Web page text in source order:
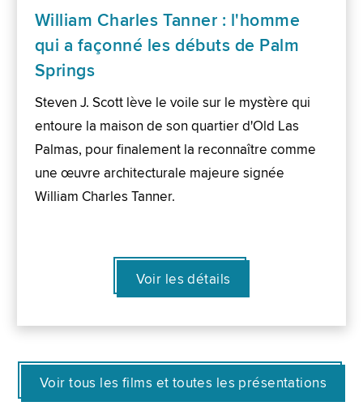
William Charles Tanner : l'homme
qui a façonné les débuts de Palm
Springs
Steven J. Scott lève le voile sur le mystère qui
entoure la maison de son quartier d'Old Las
Palmas, pour finalement la reconnaître comme
une œuvre architecturale majeure signée
William Charles Tanner.
Voir les détails
Voir tous les films et toutes les présentations